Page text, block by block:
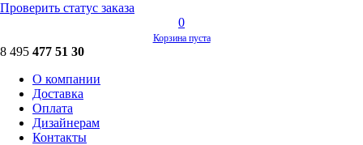
Проверить статус заказа
0
Корзина пуста
8 495 477 51 30
О компании
Доставка
Оплата
Дизайнерам
Контакты